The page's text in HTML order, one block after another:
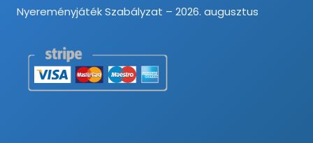
Nyereményjáték Szabályzat – 2026. augusztus